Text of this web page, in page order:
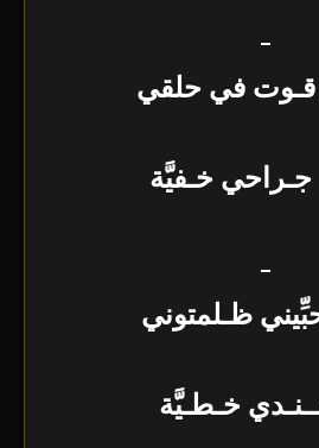
_
قـوت في حلقي
جـراحي خـفيَّة
_
ظـلمتوني
خـطـيَّة